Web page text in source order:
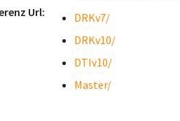
Url
DRKv7/
DRKv10/
DTIv10/
Master/